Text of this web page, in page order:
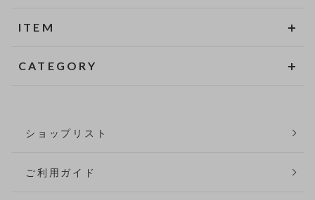
ITEM
CATEGORY
ショップリスト
ご利用ガイド